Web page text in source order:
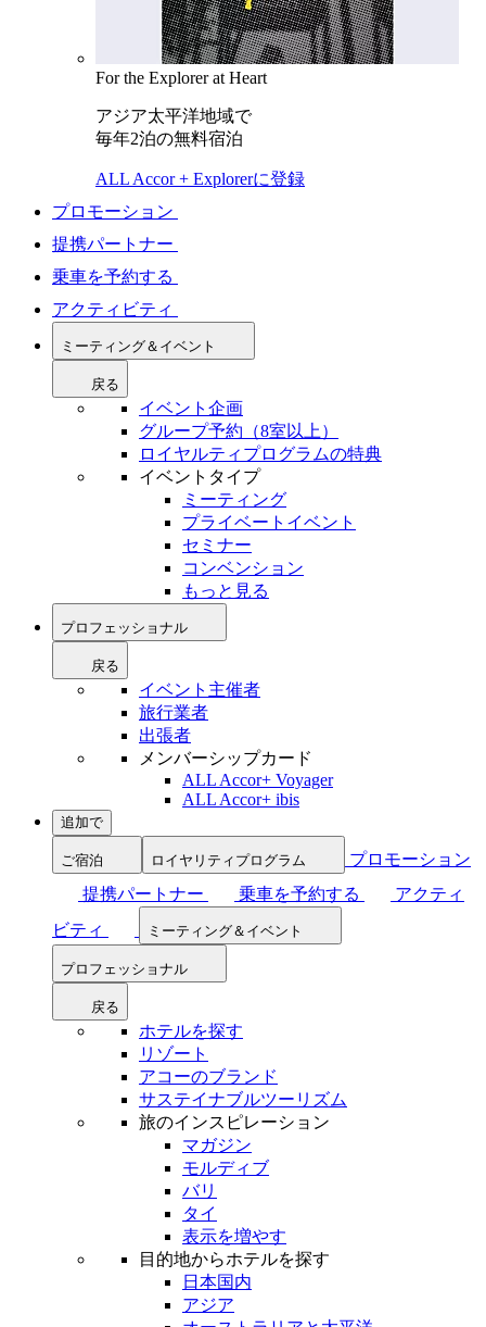
For the Explorer at Heart
アジア太平洋地域で
毎年2泊の無料宿泊
ALL Accor + Explorerに登録
プロモーション
提携パートナー
乗車を予約する
アクティビティ
ミーティング＆イベント
戻る
イベント企画
グループ予約（8室以上）
ロイヤルティプログラムの特典
イベントタイプ
ミーティング
プライベートイベント
セミナー
コンベンション
もっと見る
プロフェッショナル
戻る
イベント主催者
旅行業者
出張者
メンバーシップカード
ALL Accor+ Voyager
ALL Accor+ ibis
追加で
ご宿泊 ロイヤリティプログラム
プロモーション
提携パートナー
乗車を予約する
アクティ
ビティ
ミーティング＆イベント
プロフェッショナル
戻る
ホテルを探す
リゾート
アコーのブランド
サステイナブルツーリズム
旅のインスピレーション
マガジン
モルディブ
バリ
タイ
表示を増やす
目的地からホテルを探す
日本国内
アジア